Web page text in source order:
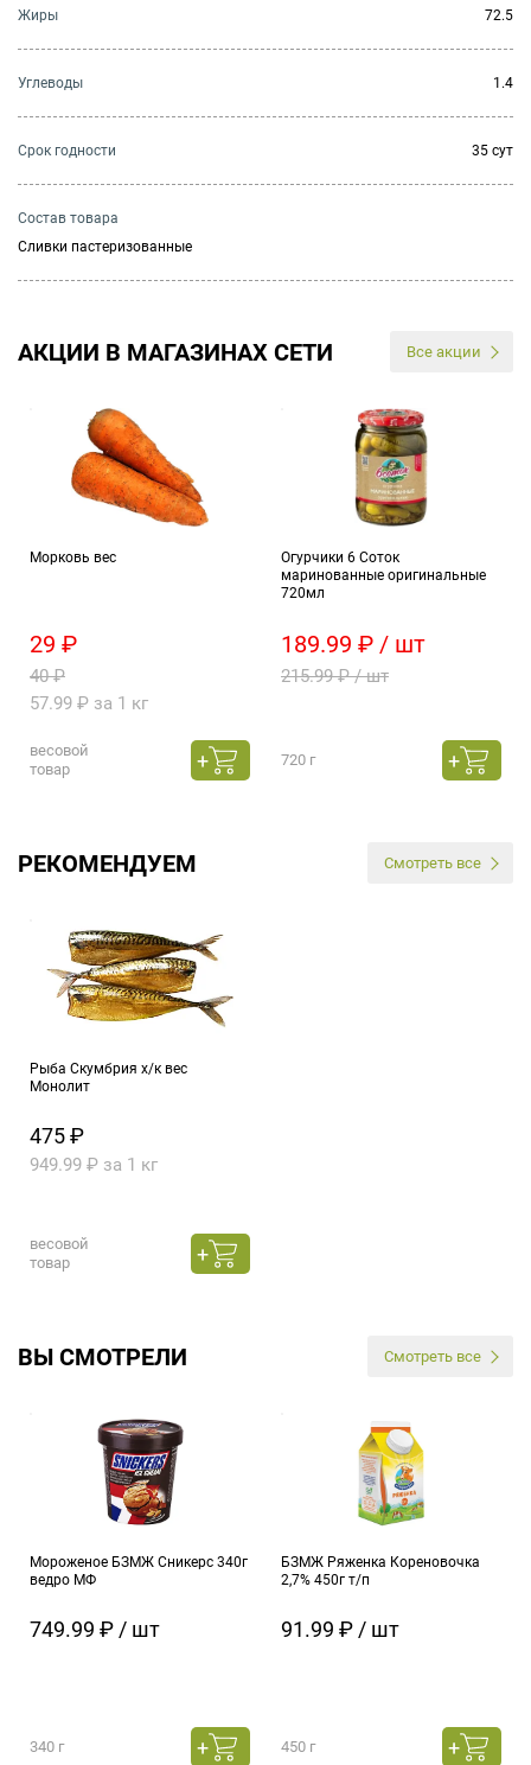
Жиры 72.5
Углеводы 1.4
Cрок годности 35 сут
Состав товара
Сливки пастеризованные
АКЦИИ В МАГАЗИНАХ СЕТИ Все акции
Морковь вес
29 ₽
40 ₽
57.99 ₽ за 1 кг
весовой
товар
Огурчики 6 Соток
маринованные оригинальные
720мл
189.99 ₽ / шт
215.99 ₽ / шт
720 г
РЕКОМЕНДУЕМ Смотреть все
Рыба Скумбрия х/к вес
Монолит
475 ₽
949.99 ₽ за 1 кг
весовой
товар
ВЫ СМОТРЕЛИ Смотреть все
Мороженое БЗМЖ Сникерс 340г
ведро МФ
749.99 ₽ / шт
340 г
БЗМЖ Ряженка Кореновочка
2,7% 450г т/п
91.99 ₽ / шт
450 г